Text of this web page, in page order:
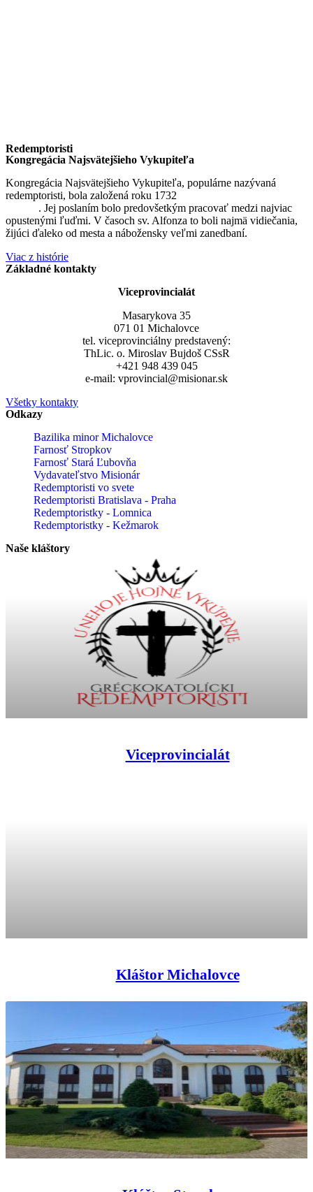
Redemptoristi
Kongregácia Najsvätejšieho Vykupiteľa
Kongregácia Najsvätejšieho Vykupiteľa, populárne nazývaná
redemptoristi, bola založená roku 1732
. Jej poslaním bolo predovšetkým pracovať medzi najviac
opustenými ľuďmi. V časoch sv. Alfonza to boli najmä vidiečania,
žijúci ďaleko od mesta a nábožensky veľmi zanedbaní.
Viac z histórie
Základné kontakty
Viceprovincialát
Masarykova 35
071 01 Michalovce
tel. viceprovinciálny predstavený:
ThLic. o. Miroslav Bujdoš CSsR
+421 948 439 045
e-mail: vprovincial@misionar.sk
Všetky kontakty
Odkazy
Bazilika minor Michalovce
Farnosť Stropkov
Farnosť Stará Ľubovňa
Vydavateľstvo Misionár
Redemptoristi vo svete
Redemptoristi Bratislava - Praha
Redemptoristky - Lomnica
Redemptoristky - Kežmarok
Naše kláštory
Viceprovincialát
Kláštor Michalovce